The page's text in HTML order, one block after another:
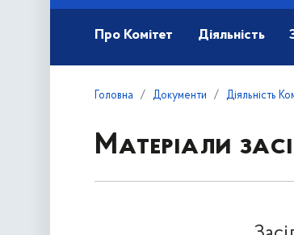
Про Комітет Діяльність
Головна Документи Діяльність
Матеріали